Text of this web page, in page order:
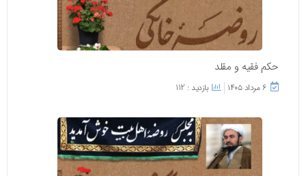
حکم فقیه و مقلد
۶ مرداد ۱۴۰۵ بازدید : 112